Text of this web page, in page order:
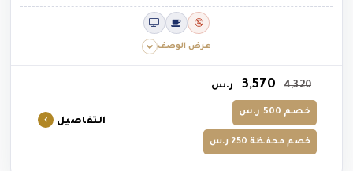
عرض الوصف
4,320
3,570 ر.س
خصم 500 ر.س
خصم محفظة 250 ر.س
التفاصيل